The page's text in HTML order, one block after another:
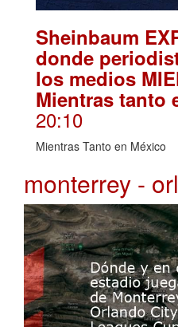
Sheinbaum
donde
los medios
Mientras tanto
20:10
Mientras Tanto en México
monterrey -